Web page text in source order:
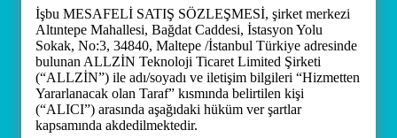
İşbu MESAFELİ SATIŞ SÖZLEŞMESİ, şirket merkezi
Altıntepe Mahallesi, Bağdat Caddesi, İstasyon Yolu
Sokak, No:3, 34840, Maltepe /İstanbul Türkiye adresinde
bulunan ALLZİN Teknoloji Ticaret Limited Şirketi
(“ALLZİN”) ile adı/soyadı ve iletişim bilgileri “Hizmetten
Yararlanacak olan Taraf” kısmında belirtilen kişi
(“ALICI”) arasında aşağıdaki hüküm ver şartlar
kapsamında akdedilmektedir.